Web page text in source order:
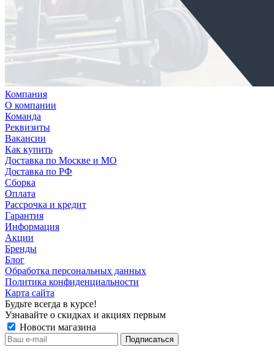
Компания
О компании
Команда
Реквизиты
Вакансии
Как купить
Доставка по Москве и МО
Доставка по РФ
Сборка
Оплата
Рассрочка и кредит
Гарантия
Информация
Акции
Бренды
Блог
Обработка персональных данных
Политика конфиденциальности
Карта сайта
Будьте всегда в курсе!
Узнавайте о скидках и акциях первым
Новости магазина